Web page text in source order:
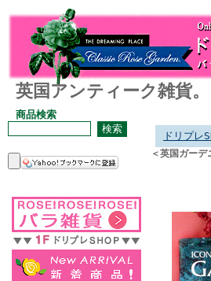
英国アンティーク雑貨。
商品検索
ドリプレ
＜英国ガーデ